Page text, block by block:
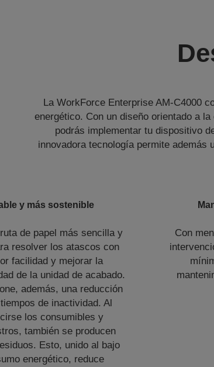
La WorkForce Enterprise AM-C4000
energético. Con un diseño orientado a
podrás implementar tu dispositivo
innovadora tecnología permite
y más sostenible
de papel más sencilla y
resolver los atascos con
facilidad y mejorar la
de la unidad de acabado.
además, una reducción
de inactividad. Al
los consumibles y
también se producen
Esto, unido al bajo
energético, reduce
Con